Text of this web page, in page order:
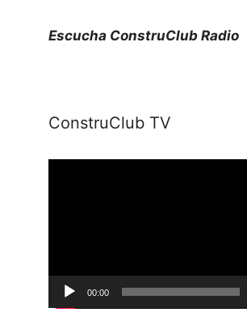
Escucha ConstruClub Radio
ConstruClub TV
00:00